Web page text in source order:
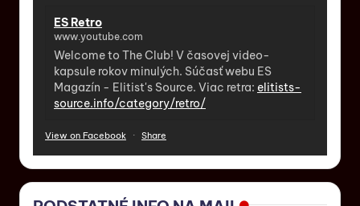
ES Retro
www.youtube.com
Welcome to The Club! V časovej video-
kapsule rokov minulých. Súčasť webu ES
Magazín - Elitist's Source. Viac retra: elitists-
source.info/category/retro/
View on Facebook · Share